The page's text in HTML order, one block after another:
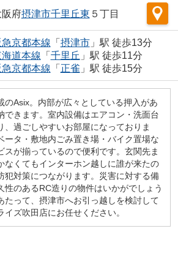
阪府摂津市千里丘東 ５丁目
急京都本線 「 摂津市」駅 徒歩13分
海道本線 「 千里丘 」駅 徒歩11分
急京都本線 「 正雀 」駅 徒歩15分
のAsix。内部が広々としている押入があ
できます。室内設備はエアコン・洗面台
、過ごしやすいお部屋になっておりま
ータ・敷地内ごみ置き場・バイク置場な
スが揃っているので便利です。玄関先ま
なくてもインターホン越しに誰が来たの
犯対策につながります。災害に対する備
性のあるRC造りの物件はいかがでしょう
たって、摂津市へお引っ越しを検討して
ズ吹田店にお任せください。